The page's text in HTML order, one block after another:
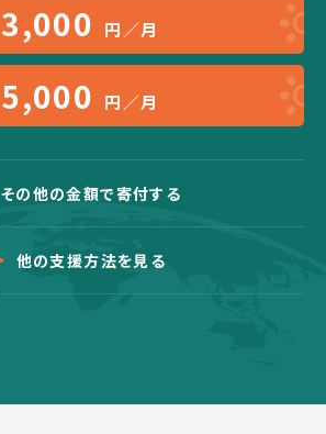
3,000 円／月
5,000 円／月
その他の金額で寄付する
他の支援方法を見る